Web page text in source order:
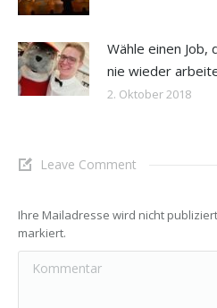
Wähle einen
nie wieder
2. Oktober 2018
Leave Comment
Ihre Mailadresse wird nicht
markiert.
Kommentar